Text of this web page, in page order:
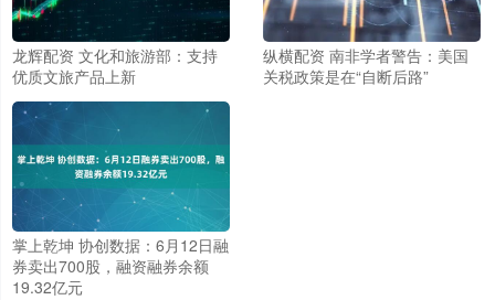
龙辉配资 文化和旅游部：支持
优质文旅产品上新
纵横配资 南非学者警告：美国
关税政策是在“自断后路”
掌上乾坤 协创数据：6月12日融
券卖出700股，融资融券余额
19.32亿元